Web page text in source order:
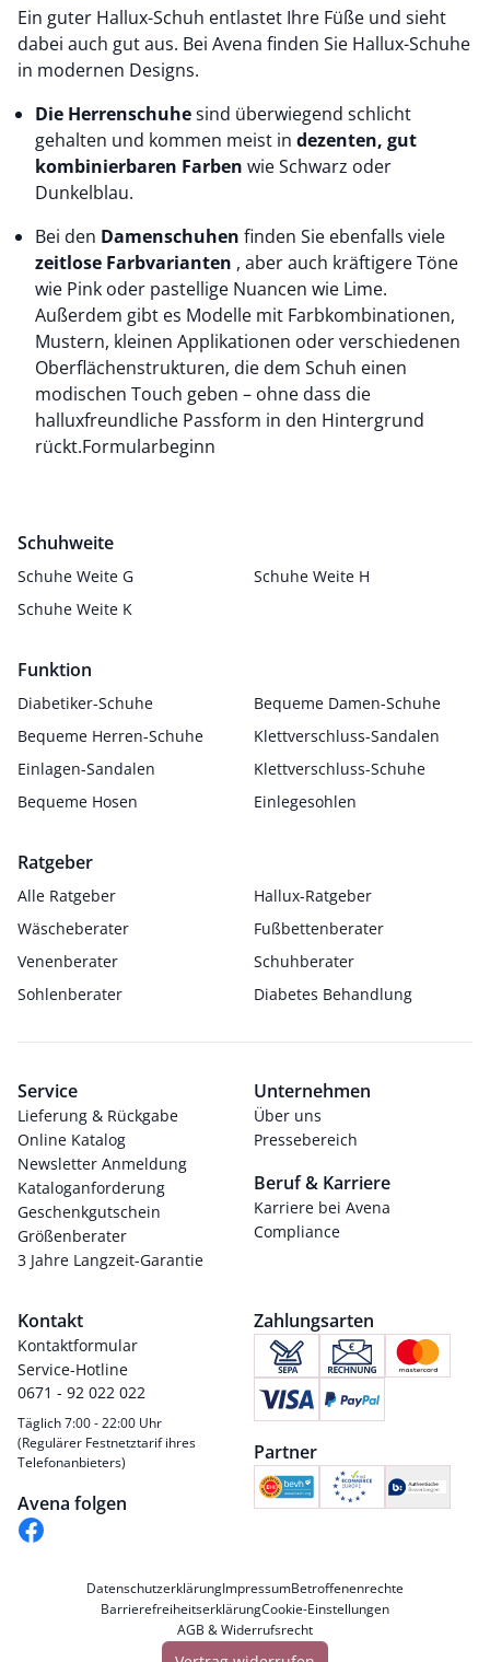
Ein guter Hallux-Schuh entlastet Ihre Füße und sieht
dabei auch gut aus. Bei Avena finden Sie Hallux-Schuhe
in modernen Designs.
Die Herrenschuhe
gehalten und kommen meist in dezenten, gut
kombinierbaren Farben wie Schwarz oder
Dunkelblau.
Bei den Damenschuhen finden Sie ebenfalls viele
zeitlose Farbvarianten , aber auch kräftigere Töne
wie Pink oder pastellige Nuancen wie Lime.
Außerdem gibt es Modelle mit Farbkombinationen,
Mustern, kleinen Applikationen oder verschiedenen
Oberflächenstrukturen, die dem Schuh einen
modischen Touch geben – ohne dass die
halluxfreundliche Passform in den Hintergrund
rückt.Formularbeginn
Schuhweite
Schuhe Weite G
Schuhe Weite H
Schuhe Weite K
Funktion
Diabetiker-Schuhe
Bequeme Damen-Schuhe
Bequeme Herren-Schuhe
Klettverschluss-Sandalen
Einlagen-Sandalen
Klettverschluss-Schuhe
Bequeme Hosen
Einlegesohlen
Ratgeber
Alle Ratgeber
Hallux-Ratgeber
Wäscheberater
Fußbettenberater
Venenberater
Schuhberater
Sohlenberater
Diabetes Behandlung
Service
Lieferung & Rückgabe
Online Katalog
Newsletter Anmeldung
Kataloganforderung
Geschenkgutschein
Größenberater
3 Jahre Langzeit-Garantie
Unternehmen
Über uns
Pressebereich
Beruf & Karriere
Karriere bei Avena
Compliance
Kontakt
Kontaktformular
Service-Hotline
0671 - 92 022 022
Täglich 7:00 - 22:00 Uhr
(Regulärer Festnetztarif ihres
Telefonanbieters)
Avena folgen
Zahlungsarten
Partner
DatenschutzerklärungImpressumBetroffenenrechte
BarrierefreiheitserklärungCookie-Einstellungen
AGB & Widerrufsrecht